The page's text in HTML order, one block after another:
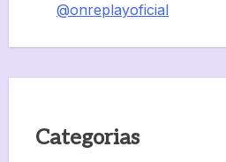
@onreplayoficial
Categorias